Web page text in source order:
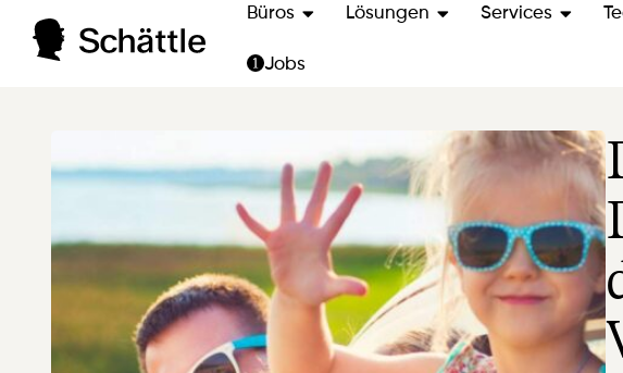
Büros Lösungen Services
Jobs